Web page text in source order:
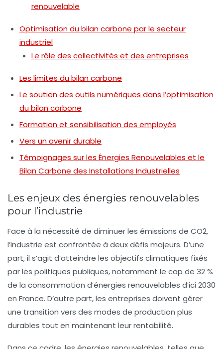
renouvelable
Optimisation du bilan carbone par le secteur
industriel
Le rôle des collectivités et des entreprises
Les limites du bilan carbone
Le soutien des outils numériques dans l’optimisation
du bilan carbone
Formation et sensibilisation des employés
Vers un avenir durable
Témoignages sur les Énergies Renouvelables et le
Bilan Carbone des Installations Industrielles
Les enjeux des énergies renouvelables
pour l’industrie
Face à la nécessité de diminuer les émissions de CO2,
l’industrie est confrontée à deux défis majeurs. D’une
part, il s’agit d’atteindre les objectifs climatiques fixés
par les politiques publiques, notamment le cap de 32 %
de la consommation d’énergies renouvelables d’ici 2030
en France. D’autre part, les entreprises doivent gérer
une transition vers des modes de production plus
durables tout en maintenant leur rentabilité.